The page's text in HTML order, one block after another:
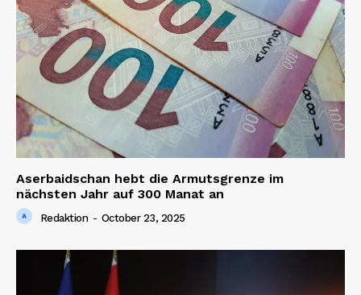
Aserbaidschan hebt die Armutsgrenze im
nächsten Jahr auf 300 Manat an
Redaktion - October 23, 2025